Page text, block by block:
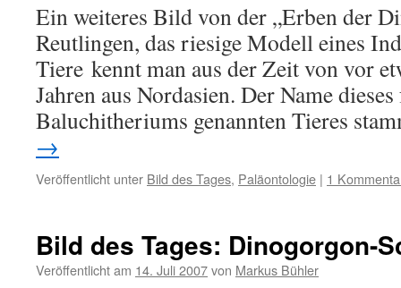
Ein weiteres Bild von der „Erben der
Reutlingen, das riesige Modell eines
Tiere kennt man aus der Zeit von vor
Jahren aus Nordasien. Der Name
Baluchitheriums genannten Tieres
→
Veröffentlicht unter Bild des Tages, Paläontologie | 1
Bild des Tages: Dinogorgon-
Veröffentlicht am 14. Juli 2007von Markus Bühler